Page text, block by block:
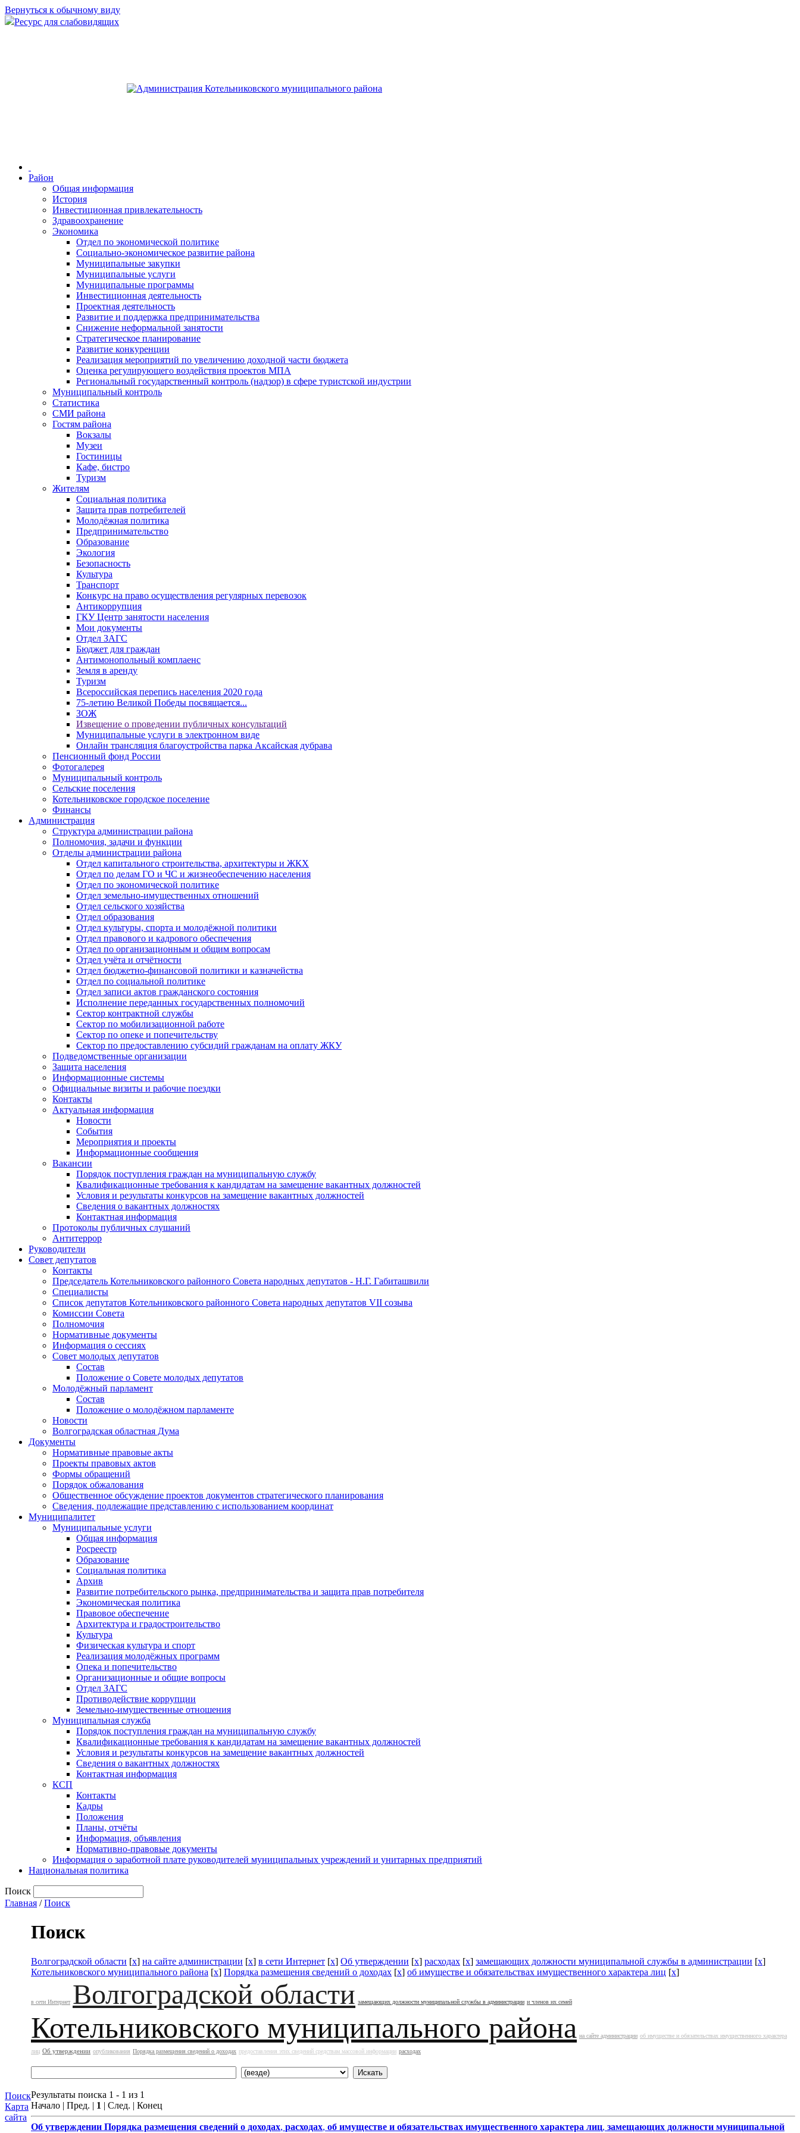
Вернуться к обычному виду
Ресурс для слабовидящих
Район
Общая информация
История
Инвестиционная привлекательность
Здравоохранение
Экономика
Отдел по экономической политике
Социально-экономическое развитие района
Муниципальные закупки
Муниципальные услуги
Муниципальные программы
Инвестиционная деятельность
Проектная деятельность
Развитие и поддержка предпринимательства
Снижение неформальной занятости
Стратегическое планирование
Развитие конкуренции
Реализация мероприятий по увеличению доходной части бюджета
Оценка регулирующего воздействия проектов МПА
Региональный государственный контроль (надзор) в сфере туристской индустрии
Муниципальный контроль
Статистика
СМИ района
Гостям района
Вокзалы
Музеи
Гостиницы
Кафе, бистро
Туризм
Жителям
Социальная политика
Защита прав потребителей
Молодёжная политика
Предпринимательство
Образование
Экология
Безопасность
Культура
Транспорт
Конкурс на право осуществления регулярных перевозок
Антикоррупция
ГКУ Центр занятости населения
Мои документы
Отдел ЗАГС
Бюджет для граждан
Антимонопольный комплаенс
Земля в аренду
Туризм
Всероссийская перепись населения 2020 года
75-летию Великой Победы посвящается...
ЗОЖ
Извещение о проведении публичных консультаций
Муниципальные услуги в электронном виде
Онлайн трансляция благоустройства парка Аксайская дубрава
Пенсионный фонд России
Фотогалерея
Муниципальный контроль
Сельские поселения
Котельниковское городское поселение
Финансы
Администрация
Структура администрации района
Полномочия, задачи и функции
Отделы администрации района
Отдел капитального строительства, архитектуры и ЖКХ
Отдел по делам ГО и ЧС и жизнеобеспечению населения
Отдел по экономической политике
Отдел земельно-имущественных отношений
Отдел сельского хозяйства
Отдел образования
Отдел культуры, спорта и молодёжной политики
Отдел правового и кадрового обеспечения
Отдел по организационным и общим вопросам
Отдел учёта и отчётности
Отдел бюджетно-финансовой политики и казначейства
Отдел по социальной политике
Отдел записи актов гражданского состояния
Исполнение переданных государственных полномочий
Сектор контрактной службы
Сектор по мобилизационной работе
Сектор по опеке и попечительству
Сектор по предоставлению субсидий гражданам на оплату ЖКУ
Подведомственные организации
Защита населения
Информационные системы
Официальные визиты и рабочие поездки
Контакты
Актуальная информация
Новости
События
Мероприятия и проекты
Информационные сообщения
Вакансии
Порядок поступления граждан на муниципальную службу
Квалификационные требования к кандидатам на замещение вакантных должностей
Условия и результаты конкурсов на замещение вакантных должностей
Сведения о вакантных должностях
Контактная информация
Протоколы публичных слушаний
Антитеррор
Руководители
Совет депутатов
Контакты
Председатель Котельниковского районного Совета народных депутатов - Н.Г. Габиташвили
Специалисты
Список депутатов Котельниковского районного Совета народных депутатов VII созыва
Комиссии Совета
Полномочия
Нормативные документы
Информация о сессиях
Совет молодых депутатов
Состав
Положение о Совете молодых депутатов
Молодёжный парламент
Состав
Положение о молодёжном парламенте
Новости
Волгоградская областная Дума
Документы
Нормативные правовые акты
Проекты правовых актов
Формы обращений
Порядок обжалования
Общественное обсуждение проектов документов стратегического планирования
Сведения, подлежащие представлению с использованием координат
Муниципалитет
Муниципальные услуги
Общая информация
Росреестр
Образование
Социальная политика
Архив
Развитие потребительского рынка, предпринимательства и защита прав потребителя
Экономическая политика
Правовое обеспечение
Архитектура и градостроительство
Культура
Физическая культура и спорт
Реализация молодёжных программ
Опека и попечительство
Организационные и общие вопросы
Отдел ЗАГС
Противодействие коррупции
Земельно-имущественные отношения
Муниципальная служба
Порядок поступления граждан на муниципальную службу
Квалификационные требования к кандидатам на замещение вакантных должностей
Условия и результаты конкурсов на замещение вакантных должностей
Сведения о вакантных должностях
Контактная информация
КСП
Контакты
Кадры
Положения
Планы, отчёты
Информация, объявления
Нормативно-правовые документы
Информация о заработной плате руководителей муниципальных учреждений и унитарных предприятий
Национальная политика
Поиск
Главная /Поиск
Поиск
Карта
сайта
Поиск
Волгоградской области [x] на сайте администрации [x] в сети Интернет [x] Об утверждении [x] расходах [x] замещающих должности муниципальной службы в администрации [x]
Котельниковского муниципального района [x] Порядка размещения сведений о доходах [x] об имуществе и обязательствах имущественного характера лиц [x]
в сети Интернет Волгоградской области замещающих должности муниципальной службы в администрации и членов их семей
Котельниковского муниципального района на сайте администрации об имуществе и обязательствах имущественного характера
лиц Об утверждении опубликования Порядка размещения сведений о доходах предоставления этих сведений средствам массовой информации расходах
Результаты поиска 1 - 1 из 1
Начало | Пред. | 1 | След. | Конец
Об утверждении Порядка размещения сведений о доходах, расходах, об имуществе и обязательствах имущественного характера лиц, замещающих должности муниципальной